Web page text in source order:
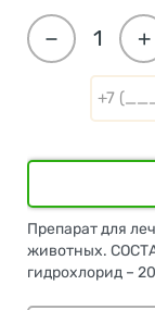
+
−
Препарат для
животных.
гидрохлорид –